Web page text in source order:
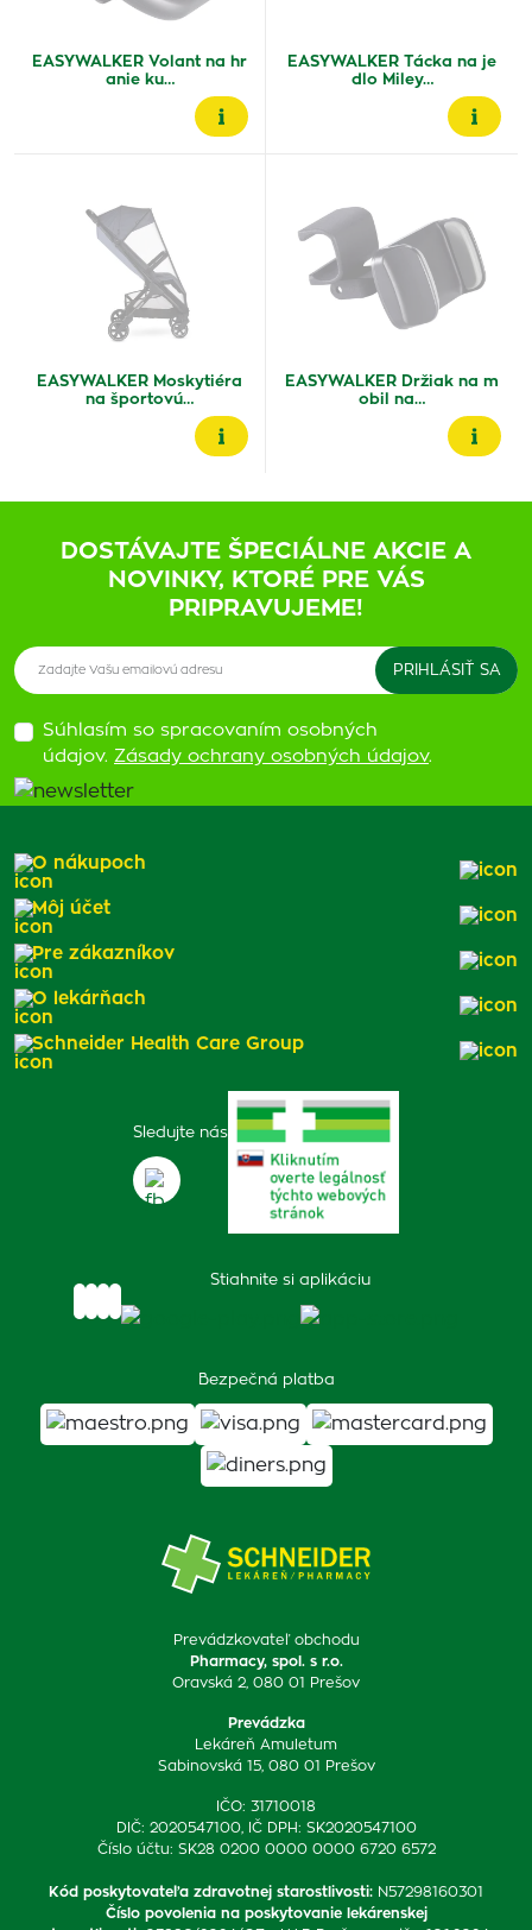
EASYWALKER Volant na hr
anie ku…
EASYWALKER Tácka na je
dlo Miley…
EASYWALKER Moskytiéra
na športovú…
EASYWALKER Držiak na m
obil na…
DOSTÁVAJTE ŠPECIÁLNE AKCIE A
NOVINKY, KTORÉ PRE VÁS
PRIPRAVUJEME!
Súhlasím so spracovaním osobných
údajov. Zásady ochrany osobných údajov.
Prevádzkovateľ obchodu
Pharmacy, spol. s r.o.
Oravská 2, 080 01 Prešov
Prevádzka
Lekáreň Amuletum
Sabinovská 15, 080 01 Prešov
IČO: 31710018
DIČ: 2020547100, IČ DPH: SK2020547100
Číslo účtu: SK28 0200 0000 0000 6720 6572
Kód poskytovateľa zdravotnej starostlivosti: N57298160301
Číslo povolenia na poskytovanie lekárenskej
Sledujte nás
Stiahnite si aplikáciu
Bezpečná platba
O nákupoch
Môj účet
Pre zákazníkov
O lekárňach
Schneider Health Care Group